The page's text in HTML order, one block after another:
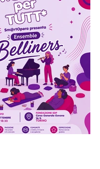
di chi ha vissuto le aule di
della narrazione. Al
la storia “sbagl